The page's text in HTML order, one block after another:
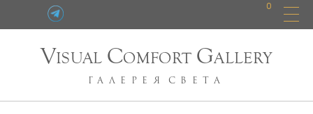
0
VISUAL COMFORT GALLERY
ГАЛЕРЕЯ СВЕТА